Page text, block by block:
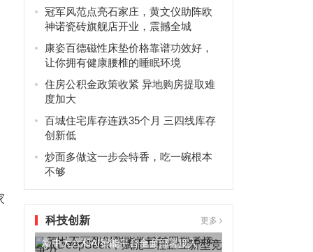
商会30周年辉煌
冠军风范点亮石家庄，黄文仪助阵欧
神诺瓷砖旗舰店开业，震撼全城
康姿百德磁性床垫价格靠谱功效好，
让你拥有健康腰椎的睡眠环境
住房公积金政策收紧 异地购房提取难
度加大
百城住宅库存连跌35个月 三四线库存
创新低
炒面多做这一步会特香，吃一碗根本
不够
科技创新 更多
新中大六和AI智能平台全面部署接入